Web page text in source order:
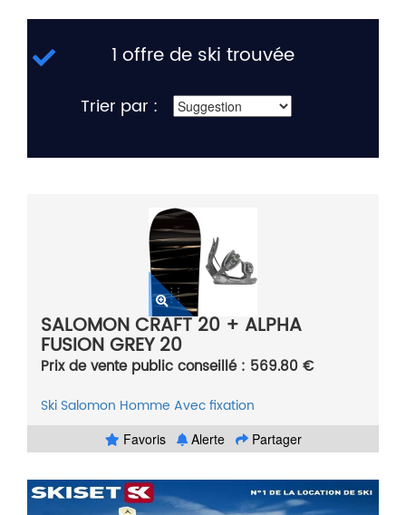
1 offre de ski trouvée
Trier par :
SALOMON CRAFT 20 + ALPHA
FUSION GREY 20
Prix de vente public conseillé : 569.80 €
Ski Salomon Homme Avec fixation
Favoris Alerte Partager